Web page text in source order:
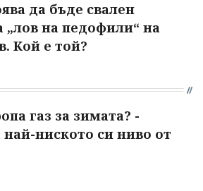
да бъде свален
„лов на педофили“ на
Кой е той?
газ за зимата? -
най-ниското си ниво от